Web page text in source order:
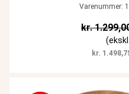
Varenummer:
kr.
kr.